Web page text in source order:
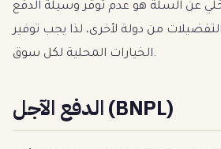
عن السلة هو عدم توفر وسيلة الدفع
من دولة لأخرى، لذا يجب توفير
الخيارات المحلية لكل سوق.
الدفع الآجل (BNPL)